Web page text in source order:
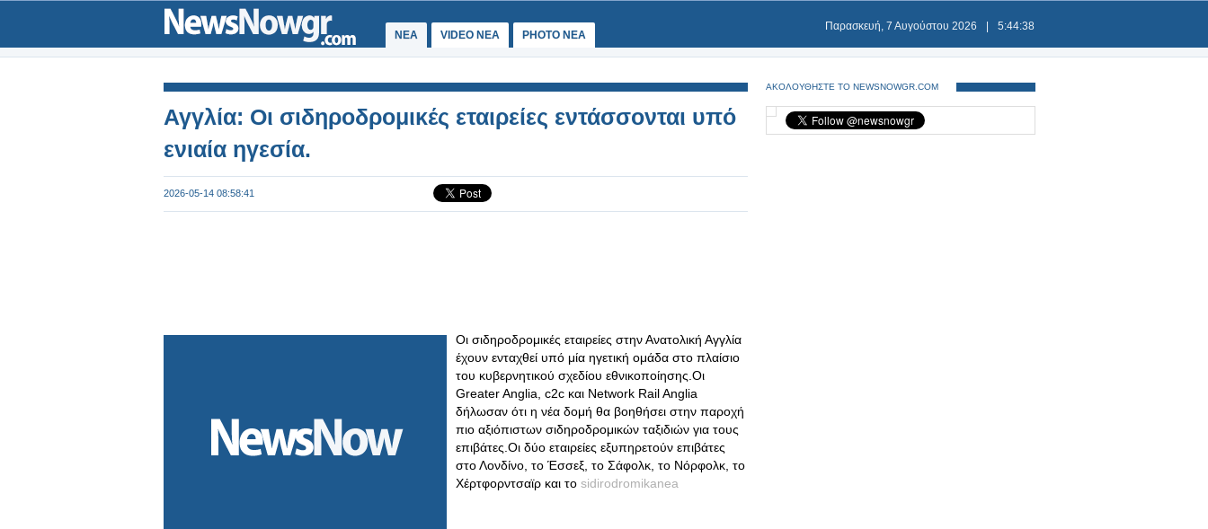
ΝΕΑ VIDEO NEA PHOTO NEA
Παρασκευή, 7 Αυγούστου 2026 5:44:38
Αγγλία: Οι σιδηροδρομικές εταιρείες εντάσσονται υπό
ενιαία ηγεσία.
2026-05-14 08:58:41
Οι σιδηροδρομικές εταιρείες στην Ανατολική Αγγλία
έχουν ενταχθεί υπό μία ηγετική ομάδα στο πλαίσιο
του κυβερνητικού σχεδίου εθνικοποίησης.Οι
Greater Anglia, c2c και Network Rail Anglia
δήλωσαν ότι η νέα δομή θα βοηθήσει στην παροχή
πιο αξιόπιστων σιδηροδρομικών ταξιδιών για τους
επιβάτες.Οι δύο εταιρείες εξυπηρετούν επιβάτες
στο Λονδίνο, το Έσσεξ, το Σάφολκ, το Νόρφολκ, το
Χέρτφορντσαϊρ και το sidirodromikanea
ΑΚΟΛΟΥΘΗΣΤΕ ΤΟ NEWSNOWGR.COM